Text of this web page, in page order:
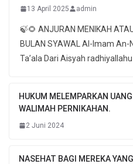
13 April 2025 admin
🍃🌻 ANJURAN MENIKAH
BULAN SYAWAL Al-Imam
HUKUM MELEMPARKAN
WALIMAH PERNIKAHAN.
2 Juni 2024
NASEHAT BAGI MEREKA